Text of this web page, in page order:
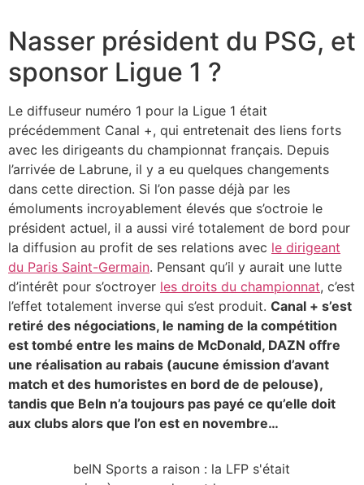
Nasser président du PSG, et
sponsor Ligue 1 ?
Le diffuseur numéro 1 pour la Ligue 1 était
précédemment Canal +, qui entretenait des liens forts
avec les dirigeants du championnat français. Depuis
l’arrivée de Labrune, il y a eu quelques changements
dans cette direction. Si l’on passe déjà par les
émoluments incroyablement élevés que s’octroie le
président actuel, il a aussi viré totalement de bord pour
la diffusion au profit de ses relations avec le dirigeant
du Paris Saint-Germain. Pensant qu’il y aurait une lutte
d’intérêt pour s’octroyer les droits du championnat, c’est
l’effet totalement inverse qui s’est produit. Canal + s’est
retiré des négociations, le naming de la compétition
est tombé entre les mains de McDonald, DAZN offre
une réalisation au rabais (aucune émission d’avant
match et des humoristes en bord de de pelouse),
tandis que BeIn n’a toujours pas payé ce qu’elle doit
aux clubs alors que l’on est en novembre…
beIN Sports a raison : la LFP s'était